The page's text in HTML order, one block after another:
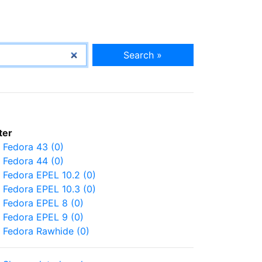
Search »
Fedora 43 (0)
Fedora 44 (0)
Fedora EPEL 10.2 (0)
Fedora EPEL 10.3 (0)
Fedora EPEL 8 (0)
Fedora EPEL 9 (0)
Fedora Rawhide (0)